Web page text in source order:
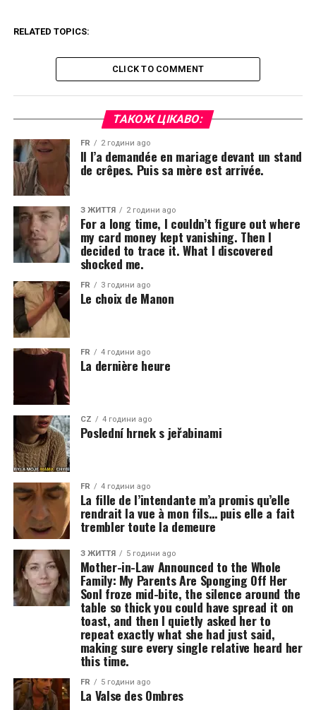
RELATED TOPICS:
CLICK TO COMMENT
ТАКОЖ ЦІКАВО:
FR 2 години ago
Il l’a demandée en mariage devant un stand
de crêpes. Puis sa mère est arrivée.
З ЖИТТЯ 2 години ago
For a long time, I couldn’t figure out where
my card money kept vanishing. Then I
decided to trace it. What I discovered
shocked me.
FR 3 години ago
Le choix de Manon
FR 4 години ago
La dernière heure
CZ 4 години ago
Poslední hrnek s jeřabinami
FR 4 години ago
La fille de l’intendante m’a promis qu’elle
rendrait la vue à mon fils… puis elle a fait
trembler toute la demeure
З ЖИТТЯ 5 години ago
Mother-in-Law Announced to the Whole
Family: My Parents Are Sponging Off Her
SonI froze mid-bite, the silence around the
table so thick you could have spread it on
toast, and then I quietly asked her to
repeat exactly what she had just said,
making sure every single relative heard her
this time.
FR 5 години ago
La Valse des Ombres